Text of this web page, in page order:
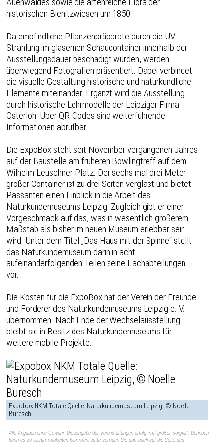
historischen Bienitzwiesen um 1850.
Da empfindliche Pflanzenpräparate durch die UV-
Strahlung im gläsernen Schaucontainer innerhalb der
Ausstellungsdauer beschädigt würden, werden
überwiegend Fotografien präsentiert. Dabei verbindet
die visuelle Gestaltung historische und naturkundliche
Elemente miteinander. Ergänzt wird die Ausstellung
durch historische Lehrmodelle der Leipziger Firma
Osterloh. Über QR-Codes sind weiterführende
Informationen abrufbar.
Die ExpoBox steht seit November vergangenen Jahres
auf der Baustelle am früheren Bowlingtreff auf dem
Wilhelm-Leuschner-Platz. Der sechs mal drei Meter
großer Container ist zu drei Seiten verglast und bietet
Passanten einen Einblick in die Arbeit des
Naturkundemuseums Leipzig. Zugleich gibt er einen
Vorgeschmack auf das, was in wesentlich größerem
Maßstab als bisher im neuen Museum erlebbar sein
wird. Unter dem Titel „Das Haus mit der Spinne“ stellt
das Naturkundemuseum darin in acht
aufeinanderfolgenden Teilen seine Fachabteilungen
vor.
Die Kosten für die ExpoBox hat der Verein der Freunde
und Förderer des Naturkundemuseums Leipzig e. V.
übernommen. Nach Ende der Wechselausstellung
bleibt sie in Besitz des Naturkundemuseums für
weitere mobile Projekte.
Expobox NKM Totale Quelle: Naturkundemuseum Leipzig, © Noelle
Buresch
Alle Angaben ohne Gewähr. Die Eingabe der Veranstaltungen erfolgt mit großer Sorgfalt. Dennoch
kann es zu Unstimmigkeiten kommen. Bitte schauen Sie ggf. auch auf die Seite des